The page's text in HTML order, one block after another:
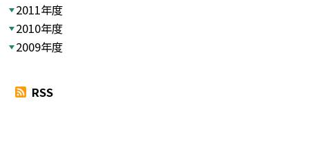
2011年度
2010年度
2009年度
RSS